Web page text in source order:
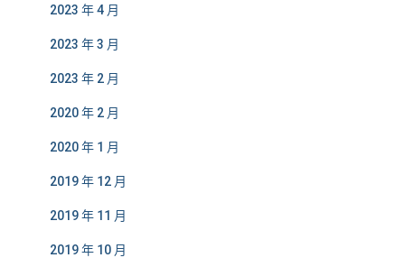
2023 年 4 月
2023 年 3 月
2023 年 2 月
2020 年 2 月
2020 年 1 月
2019 年 12 月
2019 年 11 月
2019 年 10 月